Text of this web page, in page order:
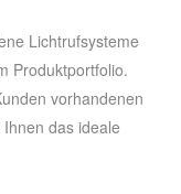
Lichtrufsysteme
Produktportfolio.
vorhandenen
das ideale